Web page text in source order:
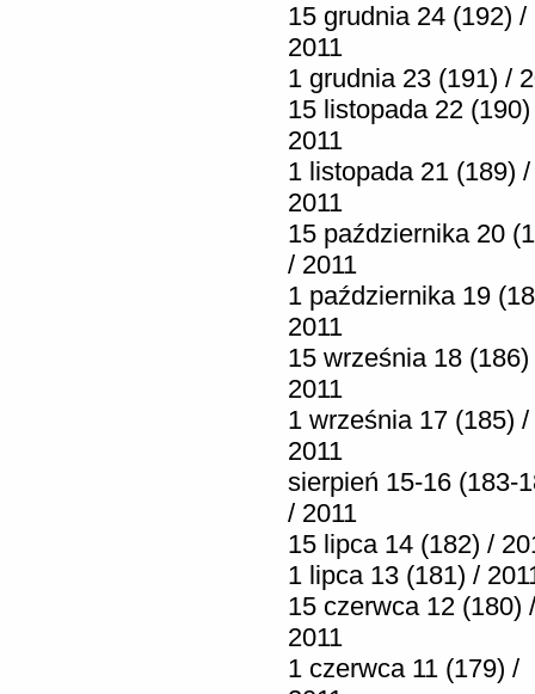
15 grudnia 24 (192) /
2011
1 grudnia 23 (191) /
15 listopada 22
2011
1 listopada 21 (189) /
2011
15 października 20
/ 2011
1 października 19
2011
15 września 18 (186)
2011
1 września 17 (185) /
2011
sierpień 15-16 (183-
/ 2011
15 lipca 14 (182) /
1 lipca 13 (181) /
15 czerwca 12 (180) /
2011
1 czerwca 11 (179) /